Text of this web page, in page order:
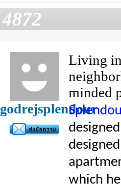
4872
godrejsplendour
Living in
minded
which